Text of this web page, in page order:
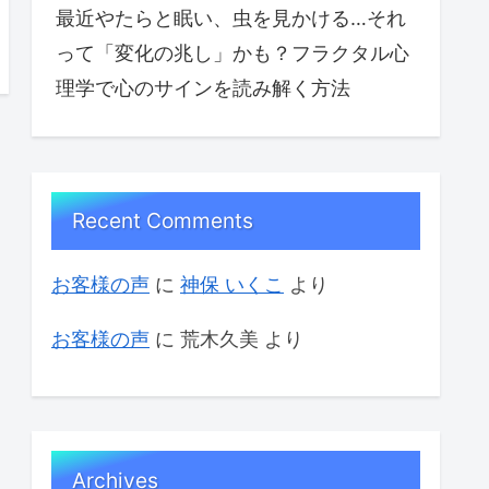
最近やたらと眠い、虫を見かける…それ
って「変化の兆し」かも？フラクタル心
理学で心のサインを読み解く方法
Recent Comments
お客様の声 に 神保 いくこ より
お客様の声 に 荒木久美 より
Archives